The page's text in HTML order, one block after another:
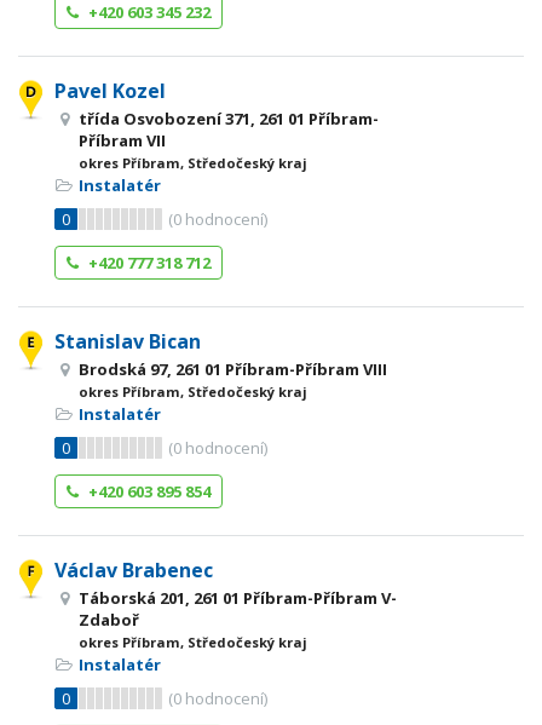
+420 603 345 232
Pavel Kozel
třída Osvobození 371, 261 01 Příbram-
Příbram VII
okres Příbram, Středočeský kraj
Instalatér
0
(0 hodnocení)
+420 777 318 712
Stanislav Bican
Brodská 97, 261 01 Příbram-Příbram VIII
okres Příbram, Středočeský kraj
Instalatér
0
(0 hodnocení)
+420 603 895 854
Václav Brabenec
Táborská 201, 261 01 Příbram-Příbram V-
Zdaboř
okres Příbram, Středočeský kraj
Instalatér
0
(0 hodnocení)